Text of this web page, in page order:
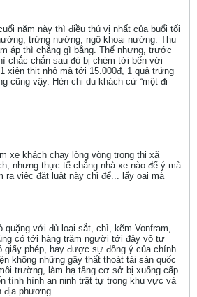
năm này thì điều thú vị nhất của buổi tối
trứng nướng, ngô khoai nướng. Thu
áp thì chẳng gì bằng. Thế nhưng, trước
chắc chắn sau đó bị chém tới bến với
xiên thịt nhỏ mà tới 15.000đ, 1 quả trứng
cũng vậy. Hèn chi du khách cứ “một đi
xe khách chạy lòng vòng trong thị xã
nhưng thực tế chẳng nhà xe nào để ý mà
ra việc đặt luật này chỉ để... lấy oai mà
quặng với đủ loại sắt, chì, kẽm Vonfram,
có tới hàng trăm người tới đây vô tư
giấy phép, hay được sự đồng ý của chính
không những gây thất thoát tài sản quốc
trường, làm hạ tầng cơ sở bị xuống cấp.
tình hình an ninh trật tự trong khu vực và
địa phương.